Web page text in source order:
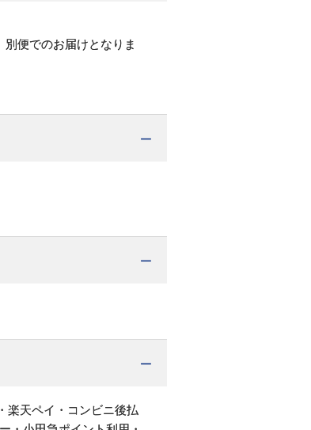
便でのお届けとなりま
楽天ペイ・コンビニ後払